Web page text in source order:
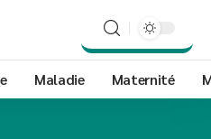
Maladie Maternité